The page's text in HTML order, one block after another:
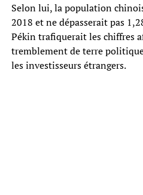
Selon lui, la population
2018 et ne dépasserait pas
Pékin trafiquerait les chiffres
tremblement de terre
les investisseurs étrangers.